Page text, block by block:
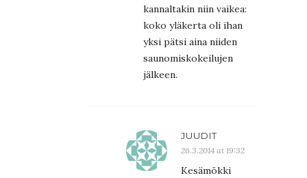
kannaltakin niin vaikea:
koko yläkerta oli ihan
yksi pätsi aina niiden
saunomiskokeilujen
jälkeen.
JUUDIT
26.3.2014 at 19:32
Kesämökki